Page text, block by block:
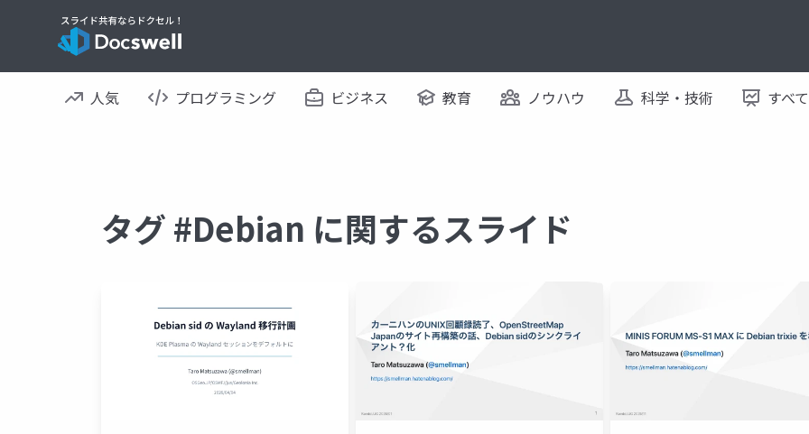
人気 プログラミング ビジネス 教育 ノウハウ 科学・技術 すべ
タグ #Debian に関するスライド